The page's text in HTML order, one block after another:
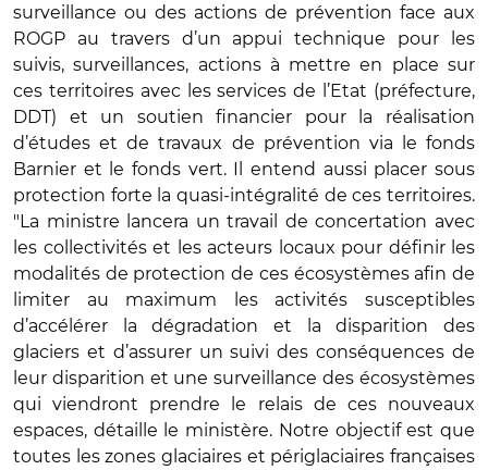
surveillance ou des actions de prévention face aux
ROGP au travers d’un appui technique pour les
suivis, surveillances, actions à mettre en place sur
ces territoires avec les services de l’Etat (préfecture,
DDT) et un soutien financier pour la réalisation
d’études et de travaux de prévention via le fonds
Barnier et le fonds vert. Il entend aussi placer sous
protection forte la quasi-intégralité de ces territoires.
"La ministre lancera un travail de concertation avec
les collectivités et les acteurs locaux pour définir les
modalités de protection de ces écosystèmes afin de
limiter au maximum les activités susceptibles
d’accélérer la dégradation et la disparition des
glaciers et d’assurer un suivi des conséquences de
leur disparition et une surveillance des écosystèmes
qui viendront prendre le relais de ces nouveaux
espaces, détaille le ministère. Notre objectif est que
toutes les zones glaciaires et périglaciaires françaises